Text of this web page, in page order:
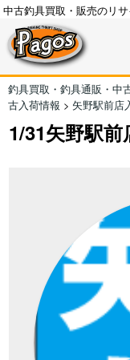
中古釣具買取・販売のリ
釣具買取・釣具通販・中
古入荷情報 > 矢野駅前店
1/31矢野駅